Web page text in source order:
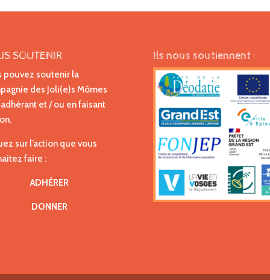
SOUTENIR
pouvez soutenir la
des Joli(e)s Mômes
et / ou en faisant
sur l’action que vous
faire :
ADHÉRER
DONNER
Ils nous soutiennent :